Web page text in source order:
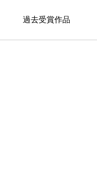
過去受賞作品